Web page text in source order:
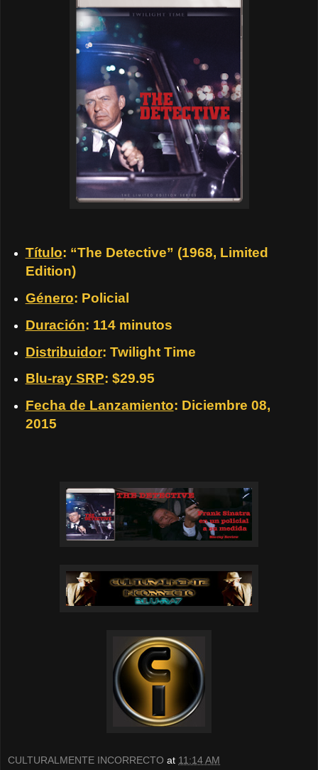
Título: “The Detective” (1968, Limited
Edition)
Género: Policial
Duración: 114 minutos
Distribuidor: Twilight Time
Blu-ray SRP: $29.95
Fecha de Lanzamiento: Diciembre 08,
2015
CULTURALMENTE INCORRECTO at 11:14 AM